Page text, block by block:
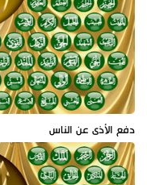
دفع الأذى عن الناس